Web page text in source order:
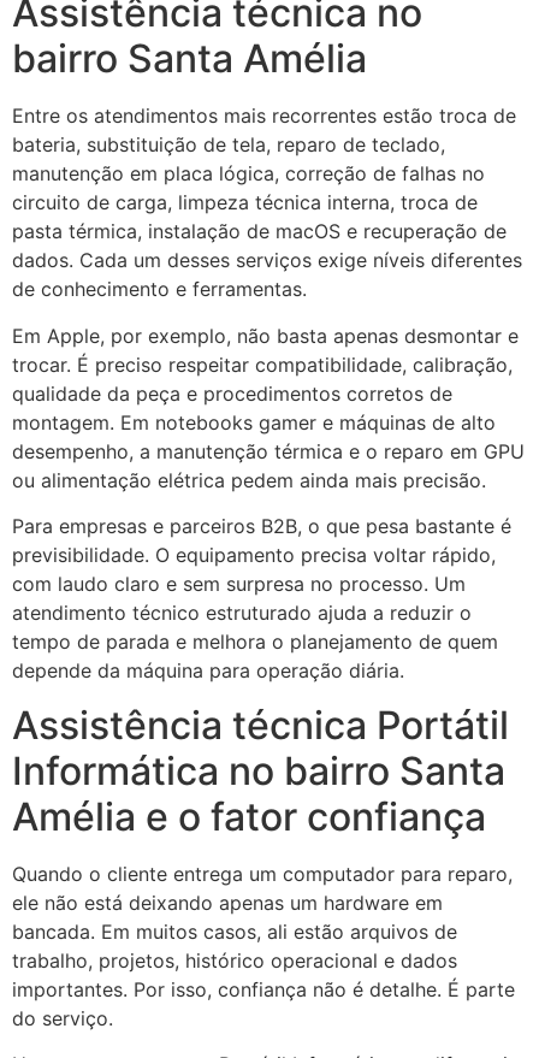
Assistência técnica no
bairro Santa Amélia
Entre os atendimentos mais recorrentes estão troca de
bateria, substituição de tela, reparo de teclado,
manutenção em placa lógica, correção de falhas no
circuito de carga, limpeza técnica interna, troca de
pasta térmica, instalação de macOS e recuperação de
dados. Cada um desses serviços exige níveis diferentes
de conhecimento e ferramentas.
Em Apple, por exemplo, não basta apenas desmontar e
trocar. É preciso respeitar compatibilidade, calibração,
qualidade da peça e procedimentos corretos de
montagem. Em notebooks gamer e máquinas de alto
desempenho, a manutenção térmica e o reparo em GPU
ou alimentação elétrica pedem ainda mais precisão.
Para empresas e parceiros B2B, o que pesa bastante é
previsibilidade. O equipamento precisa voltar rápido,
com laudo claro e sem surpresa no processo. Um
atendimento técnico estruturado ajuda a reduzir o
tempo de parada e melhora o planejamento de quem
depende da máquina para operação diária.
Assistência técnica Portátil
Informática no bairro Santa
Amélia e o fator confiança
Quando o cliente entrega um computador para reparo,
ele não está deixando apenas um hardware em
bancada. Em muitos casos, ali estão arquivos de
trabalho, projetos, histórico operacional e dados
importantes. Por isso, confiança não é detalhe. É parte
do serviço.